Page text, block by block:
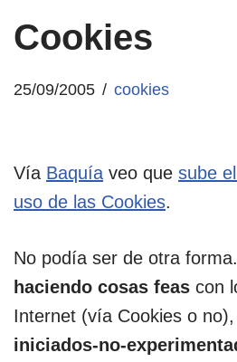
Cookies
25/09/2005 cookies
Vía Baquía veo que sube
uso de las Cookies.
No podía ser de otra forma.
haciendo cosas feas con
Internet (vía Cookies o no),
iniciados-no-